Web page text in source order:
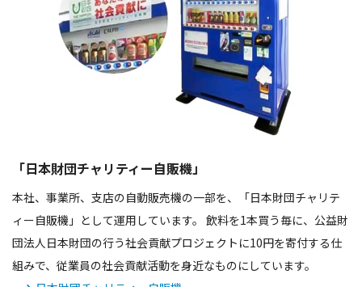
「日本財団チャリティー自販機」
本社、事業所、支店の自動販売機の一部を、「日本財団チャリテ
ィー自販機」として運用しています。 飲料を1本買う毎に、公益財
団法人日本財団の行う社会貢献プロジェクトに10円を寄付する仕
組みで、従業員の社会貢献活動を身近なものにしています。